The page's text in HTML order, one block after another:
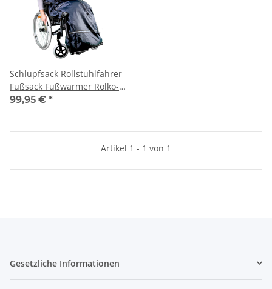
Schlupfsack Rollstuhlfahrer
Fußsack Fußwärmer Rolko-
Thermo
99,95 € *
Artikel 1 - 1 von 1
Gesetzliche Informationen